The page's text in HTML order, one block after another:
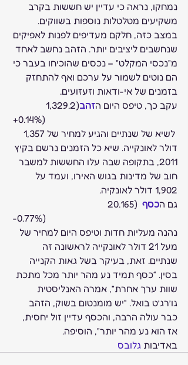
נמחקו, נראה כי עדיין יש חששות בקרב
משקיעים מטלטלות נוספות בשווקים.
במצב כזה, חלקם מעדיפים לפנות לאפיקים
שנחשבים ליציבים יותר. הזהב נחשב לאחד
מ”נכסי המקלט” – נכסים שהוכיחו בעבר כי
הם נוטים לשמור על ערכם ואף להתחזק
בזמנים של אי-ודאות וזעזועים.
עקב כך, טיפס היום הזהב(1,329.2
+0.14%)
דולר לאונקייה. שיא כל הזמנים נרשם בקיץ
2011, בתקופה שבה עלו החששות למשבר
חוב של מדינות בגוש האירו, ועמד על
1,902 דולר לאונקיה.
גם הכסף
  (20.165
-0.77%)
נהנה מעליות חדות וטיפס היום למחיר של
מעל 21 דולר לאונקייה לראשונה זה
שנתיים. זאת, בעיקר בשל גאות הקנייה
בסין. “כסף תמיד נע מהר יותר מכל מתכת
שוות ערך אחרת”, אמרה האנליסטית
גו’רג’ט בואל. “יש מומנטום בשוק, הזהב
כבר עולה הרבה, והכסף עדיין זול יחסית,
אז הוא נע מהר יותר”, הוסיפה.
באדיבות גלובס